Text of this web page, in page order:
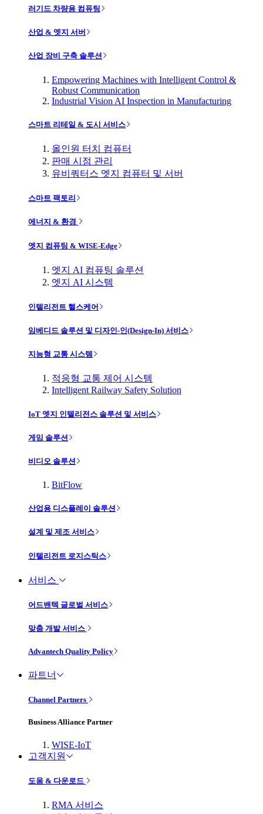
러기드 차량용 컴퓨팅
산업 & 엣지 서버
산업 장비 구축 솔루션
Empowering Machines with Intelligent Control &
Robust Communication
Industrial Vision AI Inspection in Manufacturing
스마트 리테일 & 도시 서비스
올인원 터치 컴퓨터
판매 시점 관리
유비쿼터스 엣지 컴퓨터 및 서버
스마트 팩토리
에너지 & 환경
엣지 컴퓨팅 & WISE-Edge
엣지 AI 컴퓨팅 솔루션
엣지 AI 시스템
인텔리전트 헬스케어
임베디드 솔루션 및 디자인-인(Design-In) 서비스
지능형 교통 시스템
적응형 교통 제어 시스템
Intelligent Railway Safety Solution
IoT 엣지 인텔리전스 솔루션 및 서비스
게임 솔루션
비디오 솔루션
BitFlow
산업용 디스플레이 솔루션
설계 및 제조 서비스
인텔리전트 로지스틱스
서비스
어드밴텍 글로벌 서비스
맞춤 개발 서비스
Advantech Quality Policy
파트너
Channel Partners
Business Alliance Partner
WISE-IoT
고객지원
도움 & 다운로드
RMA 서비스